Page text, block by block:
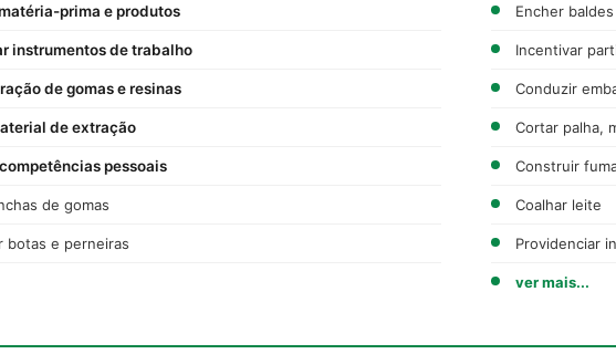
prima e produtos
instrumentos de trabalho
de gomas e resinas
de extração
pessoais
de gomas
botas e perneiras
Encher
Incentivar
Conduzir
Cortar palha,
Construir
Coalhar leite
Providenciar
ver mais...